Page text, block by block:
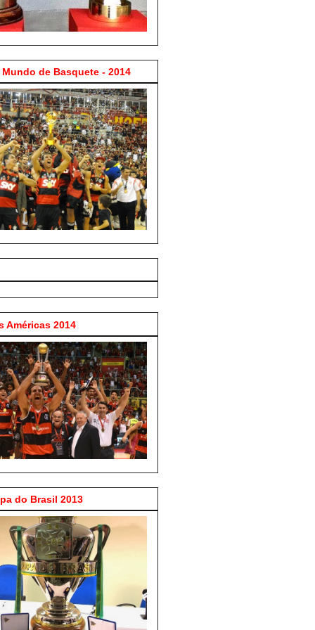
de Basquete - 2014
Américas 2014
do Brasil 2013